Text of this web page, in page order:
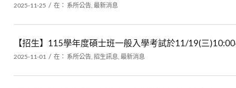
2025-11-25 / 在： 系所公告 最新消息
【招生】115學年度碩士班一般入學考試於11/19(三
2025-11-01 / 在： 系所公告 招生訊息 最新消息